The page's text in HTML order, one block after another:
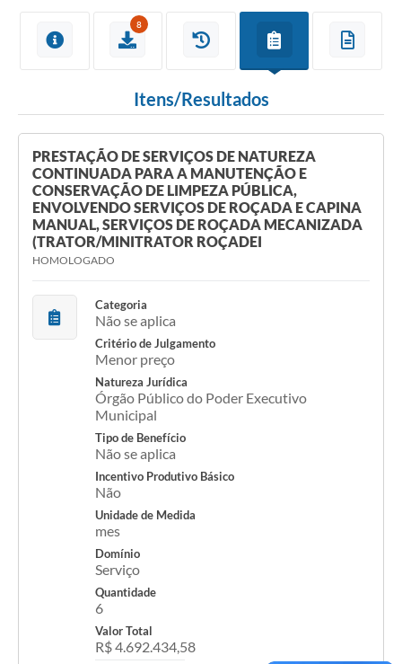
8
Itens/Resultados
PRESTAÇÃO DE SERVIÇOS DE NATUREZA
CONTINUADA PARA A MANUTENÇÃO E
CONSERVAÇÃO DE LIMPEZA PÚBLICA,
ENVOLVENDO SERVIÇOS DE ROÇADA E CAPINA
MANUAL, SERVIÇOS DE ROÇADA MECANIZADA
(TRATOR/MINITRATOR ROÇADEI
HOMOLOGADO
Categoria
Não se aplica
Critério de Julgamento
Menor preço
Natureza Jurídica
Órgão Público do Poder Executivo
Municipal
Tipo de Benefício
Não se aplica
Incentivo Produtivo Básico
Não
Unidade de Medida
mes
Domínio
Serviço
Quantidade
6
Valor Total
R$ 4.692.434,58